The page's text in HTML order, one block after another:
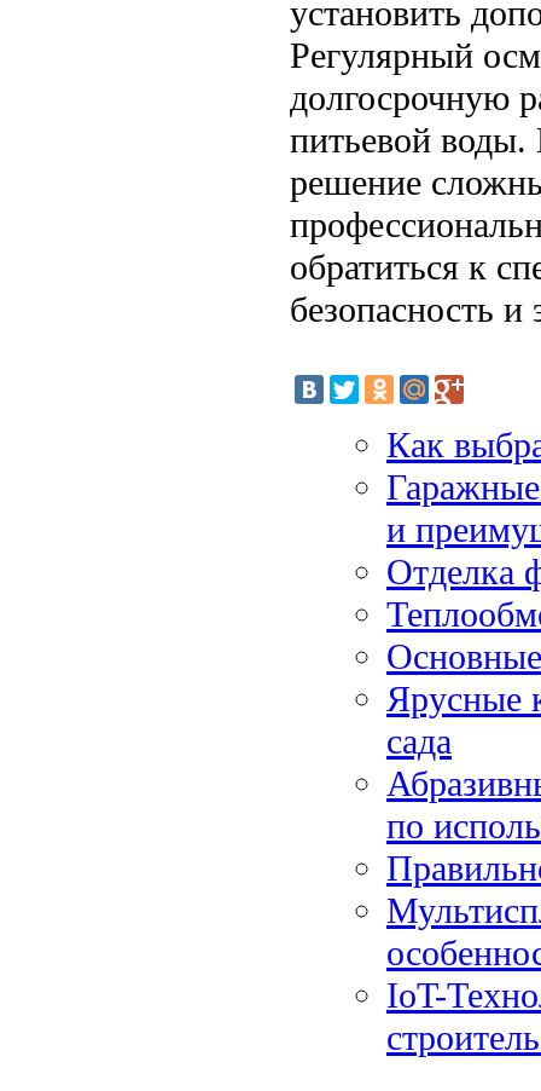
установить
Регулярный
долгосрочную
питьевой воды.
решение
обратиться к
безопасность
Как
и
Отделка
Ярусные
сада
по
IoT-